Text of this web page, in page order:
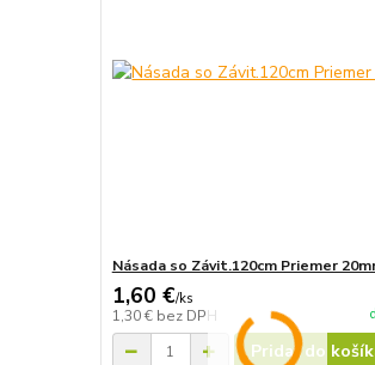
Násada so Závit.120cm Priemer
1,60 €/ks
1,30 € bez DPH
Pridať do